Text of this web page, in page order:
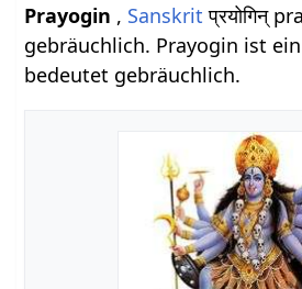
Prayogin , Sanskrit प्रयोगिन्
gebräuchlich. Prayogin ist
bedeutet gebräuchlich.